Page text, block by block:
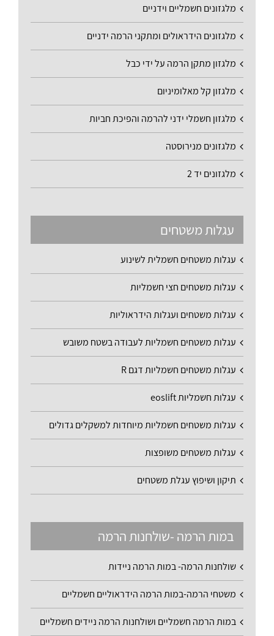
מלגזונים חשמליים וידניים
מלגזונים הידראולים ומתקני הרמה ידניים
מלגזון מתקן הרמה על ידי כבל
מלגזון קל מאלומיניום
מלגזון חשמלי ידני להרמה והפיכת חביות
מלגזונים מנירוסטה
מלגזונים יד 2
עגלות משטחים
עגלות משטחים חשמלית לשינוע
עגלות משטחים חצי חשמליות
עגלות משטחים ועגלות הידראוליות
עגלות משטחים חשמליות לעבודה בשטח משובש
עגלות משטחים חשמליות דגם R
עגלות חשמליות eoslift
עגלות משטחים חשמליות מיוחדות למשקלים גדולים
עגלות משטחים משופצות
תיקון ושיפוץ עגלת משטחים
במות הרמה -שולחנות הרמה
שולחנות הרמה- במות הרמה ניידות
משטחי הרמה-במות הרמה הידראוליים חשמליים
במות הרמה חשמליים ושולחנות הרמה ניידים חשמליים